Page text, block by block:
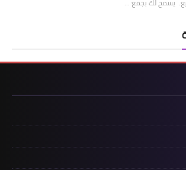
يسمح لك بجمع …